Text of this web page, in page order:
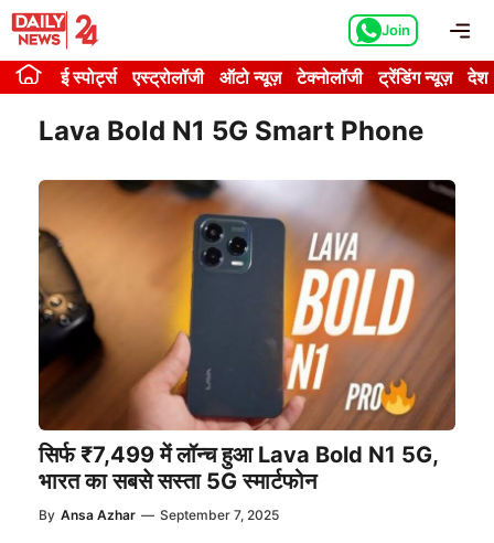
Skip
content
Join
ई स्पोर्ट्स एस्ट्रोलॉजी ऑटो न्यूज़ टेक्नोलॉजी ट्रेंडिंग न्यूज़ देश
Lava Bold N1 5G Smart Phone
सिर्फ ₹7,499 में लॉन्च हुआ Lava Bold N1 5G,
भारत का सबसे सस्ता 5G स्मार्टफोन
By Ansa Azhar — September 7, 2025